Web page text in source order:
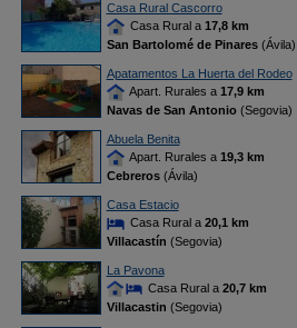
Casa Rural Cascorro
Casa Rural a 17,8 km
San Bartolomé de Pinares(Ávila)
Apatamentos La Huerta del Rodeo
Apart. Rurales a 17,9 km
Navas de San Antonio(Segovia)
Abuela Benita
Apart. Rurales a 19,3 km
Cebreros(Ávila)
Casa Estacio
Casa Rural a 20,1 km
Villacastín (Segovia)
La Pavona
Casa Rural a 20,7 km
Villacastin (Segovia)